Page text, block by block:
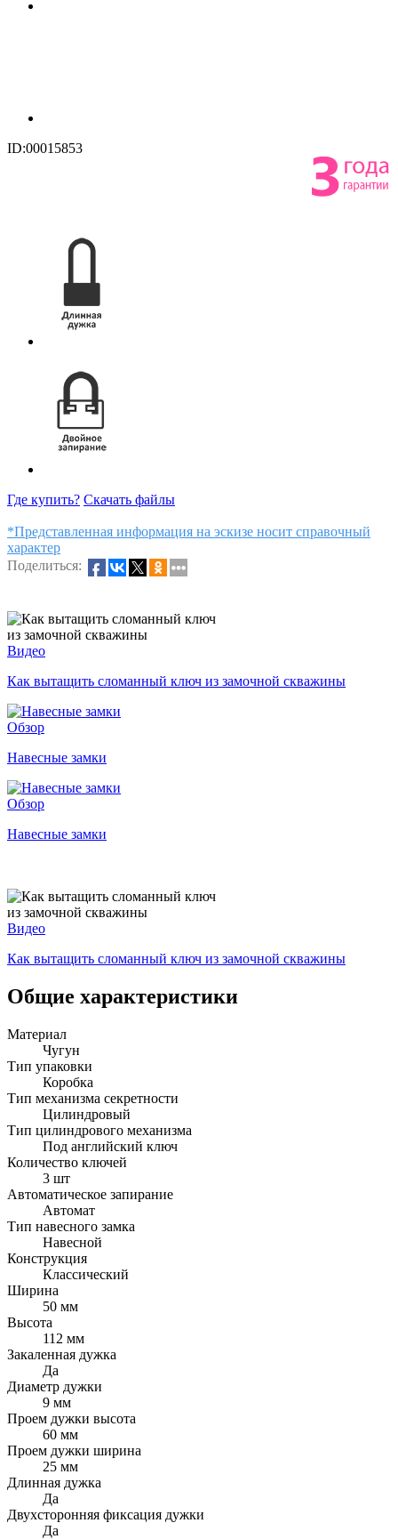
ID:00015853
Где купить? Скачать файлы
*Представленная информация на эскизе носит справочный
характер
Поделиться:
Видео
Как вытащить сломанный ключ из замочной скважины
Обзор
Навесные замки
Обзор
Навесные замки
Видео
Как вытащить сломанный ключ из замочной скважины
Общие характеристики
Материал
Чугун
Тип упаковки
Коробка
Тип механизма секретности
Цилиндровый
Тип цилиндрового механизма
Под английский ключ
Количество ключей
3 шт
Автоматическое запирание
Автомат
Тип навесного замка
Навесной
Конструкция
Классический
Ширина
50 мм
Высота
112 мм
Закаленная дужка
Да
Диаметр дужки
9 мм
Проем дужки высота
60 мм
Проем дужки ширина
25 мм
Длинная дужка
Да
Двухсторонняя фиксация дужки
Да